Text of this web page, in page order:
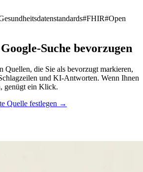
#FHIR#Open
Suche bevorzugen
Quellen, die Sie als bevorzugt markieren,
und KI-Antworten. Wenn Ihnen
genügt ein Klick.
Quelle festlegen →